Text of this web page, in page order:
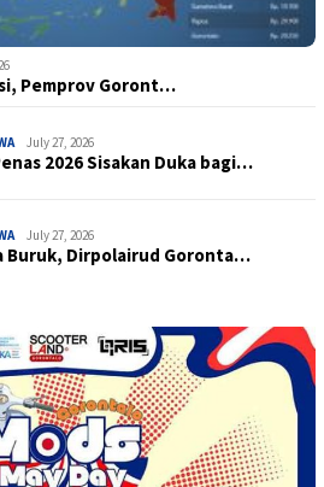
Pemprov Goront…
July 27, 2026
2026 Sisakan Duka bagi…
July 27, 2026
Buruk, Dirpolairud Goronta…